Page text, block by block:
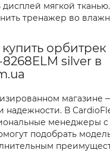
дисплей мягкой
тренажер во
орбитрек
silver в
магазине
надежности. В
менеджеры с
подобрать